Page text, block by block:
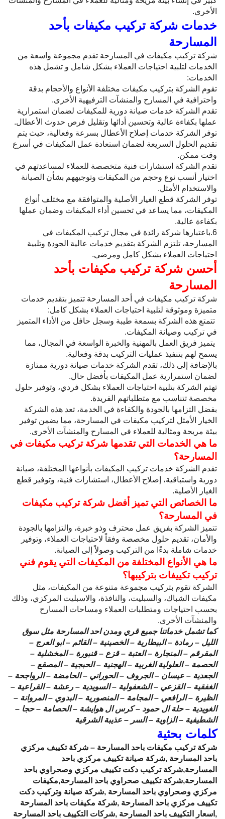
الأخرى.
خدمات شركة تركيب مكيفات بأحد
المسارحة
شركة تركيب مكيفات في المسارحة تقدم مجموعة واسعة من
الخدمات لتلبية احتياجات العملاء بشكل شامل و تشمل هذه
الخدمات:
تقوم الشركة بتركيب مكيفات مختلفة الأنواع والأحجام بدقة
واحترافية في المسارح والمنشآت الترفيهية الأخرى.
تقدم الشركة خدمات صيانة دورية للمكيفات لضمان استمرارية
عملها بكفاءة عالية وتحسين أدائها وتقليل فرص حدوث الأعطال.
توفر الشركة خدمات إصلاح الأعطال بسرعة وفعالية، حيث يتم
تقديم الحلول السريعة لضمان استعادة عمل المكيفات في أسرع
وقت ممكن.
تقدم الشركة استشارات فنية متخصصة للعملاء لمساعدتهم في
اختيار أنسب نوع وحجم من المكيفات وتوجيههم بشأن الصيانة
والاستخدام الأمثل.
توفر الشركة قطع الغيار الأصلية والمتوافقة مع مختلف أنواع
المكيفات، مما يساعد في تحسين أداء المكيفات وضمان عملها
بكفاءة عالية.
6.باعتبارها شركة رائدة في مجال تركيب المكيفات في
المسارحة، تلتزم الشركة بتقديم خدمات عالية الجودة وتلبية
احتياجات العملاء بشكل كامل ومرضي.
أحسن شركة تركيب مكيفات بأحد
المسارحة
شركة تركيب مكيفات في أحد المسارحة تتميز بتقديم خدمات
متميزة وموثوقة لتلبية احتياجات العملاء بشكل كامل:
تتمتع هذه الشركة بسمعة طيبة وسجل حافل من الأداء المتميز
في تركيب وصيانة المكيفات.
يتميز فريق العمل بالمهنية والخبرة الواسعة في المجال، مما
يسمح لهم بتنفيذ عمليات التركيب بدقة وفعالية.
بالإضافة إلى ذلك، تقدم الشركة خدمات صيانة دورية ممتازة
لضمان استمرارية عمل المكيفات بأفضل حال.
تهتم الشركة بتلبية احتياجات العملاء بشكل فردي، وتوفير حلول
مخصصة تتناسب مع متطلباتهم الفريدة.
بفضل التزامها بالجودة والكفاءة في الخدمة، تعد هذه الشركة
الخيار الأمثل لتركيب مكيفات في المسارحة، مما يضمن توفير
بيئة مريحة ومثالية للعملاء في المسارح والمنشآت الأخرى.
ما هي الخدمات التي تقدمها شركة تركيب مكيفات في
المسارحة؟
تقدم الشركة خدمات تركيب المكيفات بأنواعها المختلفة، صيانة
دورية واستباقية، إصلاح الأعطال، استشارات فنية، وتوفير قطع
الغيار الأصلية.
ما الخصائص التي تميز أفضل شركة تركيب مكيفات
في المسارحة؟
تتميز الشركة بفريق عمل محترف وذو خبرة، والتزامها بالجودة
والأمان، تقديم حلول مخصصة وفقاً لاحتياجات العملاء، وتوفير
خدمات شاملة بدءًا من التركيب وصولاً إلى الصيانة.
ما هي الأنواع المختلفة من المكيفات التي يقوم فني
تركيب تكييفات بتركيبها؟
الشركة تقوم بتركيب مجموعة متنوعة من المكيفات، مثل
مكيفات الشباك، والسبليت، والنافذة، والاسبليت المركزي، وذلك
بحسب احتياجات ومتطلبات العملاء ومساحات المسارح
والمنشآت الأخرى.
كما تشمل خدماتنا جميع قري ومدن احد المسارحة مثل سوق
الليل – رمادة – البيطارية – الخصينية – القائم – ابو العرج –
المقرقم – المنجارة – العتبة – قزع – قنبورة – المخشلية –
الحصمة – العلولية الغربية – الهجنية – الحبجية – المصقع –
الجعدية – عيسان – الجروف – الحوراني – الحامضة – الرواجحة –
الغفقية – القزعي – الشعفولية – السويدية – رعشة – القراعية –
الظيرة – الرافعي – المجامة – المنصورية – البدوي – المروانة –
الغويدية – حلة ال حمود – كرس ال هوايشة – الحصامة – حجا –
الشطيفية – الزاوية – السر – عذيبة الشرقية
كلمات بحثية
شركة تركيب مكيفات باحد المسارحة – شركة تكييف مركزي
باحد المسارحة ,شركة صيانة تكييف مركزي باحد
المسارحة,شركة تركيب دكت تكييف مركزي وصحراوي باحد
المسارحة,شركة تكييف صحراوي باحد المسارحة,مكيفات
مركزي وصحراوي باحد المسارحة ,شركة صيانة وتركيب دكت
تكييف مركزي باحد المسارحة ,شركة مكيفات باحد المسارحة
,اسعار التكييف باحد المسارحة ,شركات التكييف باحد المسارحة